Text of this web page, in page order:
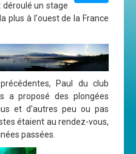
déroulé un stage
plus à l'ouest de la France
Paul du club
a proposé des plongées
et d'autres peu ou pas
étaient au rendez-vous,
passées.